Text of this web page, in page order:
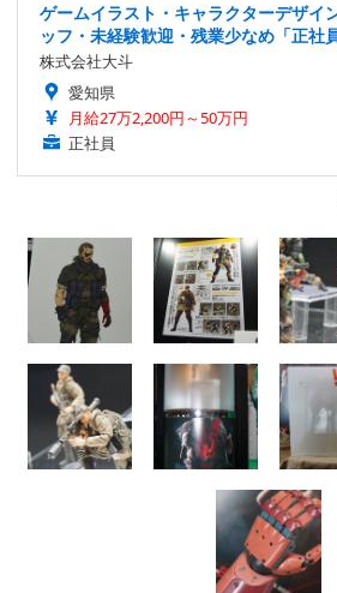
ゲームイラスト・キャラクターデザイ
ッフ・未経験歓迎・残業少なめ「正社
株式会社大斗
愛知県
月給27万2,200円～50万円
正社員